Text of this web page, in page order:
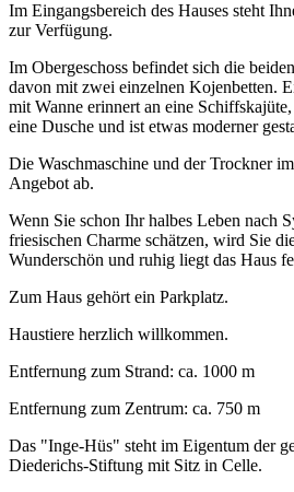
Im Eingangsbereich des Hauses steht
zur Verfügung.
Im Obergeschoss befindet sich die
davon mit zwei einzelnen Kojenbetten.
mit Wanne erinnert an eine
eine Dusche und ist etwas moderner
Die Waschmaschine und der Trockner
Angebot ab.
Wenn Sie schon Ihr halbes Leben nach
friesischen Charme schätzen, wird Sie
Wunderschön und ruhig liegt das Haus
Zum Haus gehört ein Parkplatz.
Haustiere herzlich willkommen.
Entfernung zum Strand: ca. 1000 m
Entfernung zum Zentrum: ca. 750 m
Das "Inge-Hüs" steht im Eigentum der
Diederichs-Stiftung mit Sitz in Celle.